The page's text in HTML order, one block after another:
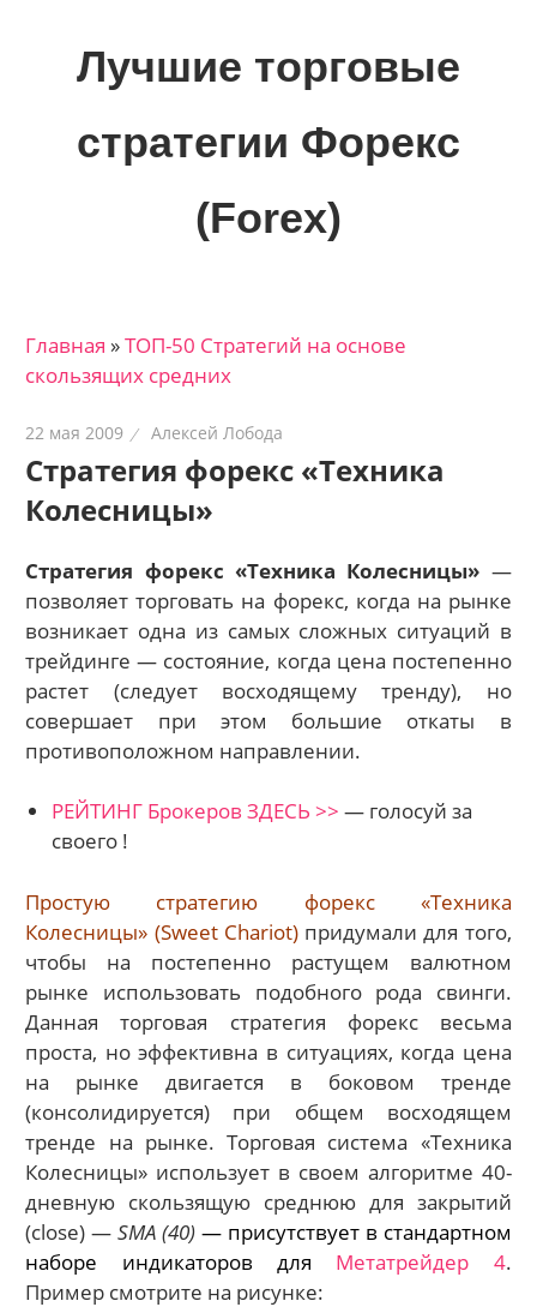
Лучшие торговые
стратегии Форекс
(Forex)
трейдеров
на
рынках:
стратегии,
сигналы,
Главная »ТОП-50 Стратегий на основе
скользящих средних
22 мая 2009 Алексей Лобода
Стратегия форекс «Техника
Колесницы»
Стратегия форекс «Техника Колесницы» —
позволяет торговать на форекс, когда на рынке
возникает одна из самых сложных ситуаций в
трейдинге — состояние, когда цена постепенно
растет (следует восходящему тренду), но
совершает при этом большие откаты в
противоположном направлении.
РЕЙТИНГ Брокеров ЗДЕСЬ >> — голосуй за
своего !
Простую стратегию форекс «Техника
Колесницы» (Sweet Chariot) придумали для того,
чтобы на постепенно растущем валютном
рынке использовать подобного рода свинги.
Данная торговая стратегия форекс весьма
проста, но эффективна в ситуациях, когда цена
на рынке двигается в боковом тренде
(консолидируется) при общем восходящем
тренде на рынке. Торговая система «Техника
Колесницы» использует в своем алгоритме 40-
дневную скользящую среднюю для закрытий
(close) —SMA (40) — присутствует в стандартном
наборе индикаторов для
Метатрейдер 4.
Пример смотрите на рисунке: